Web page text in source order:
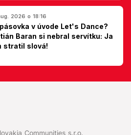
2026 o 18:16
v úvode Let's Dance?
Baran si nebral servítku: Ja
stratil slová!
Communities s.r.o.